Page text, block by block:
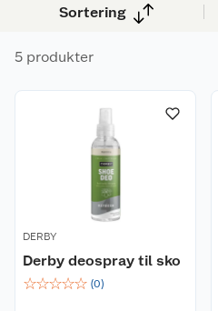
Sortering
5 produkter
DERBY
Derby deospray til sko
☆☆☆☆☆ (0)